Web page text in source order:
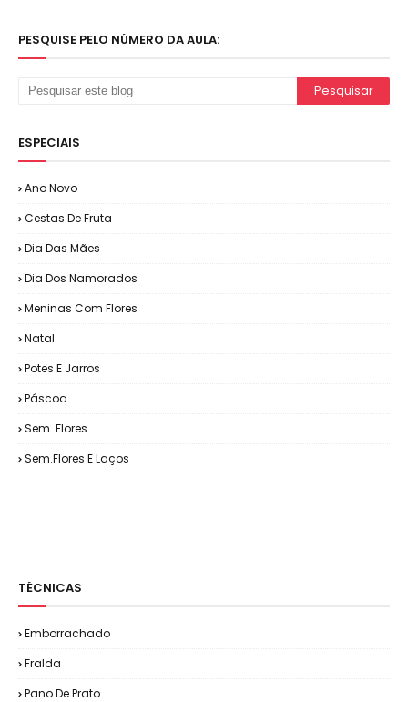
PESQUISE PELO NÚMERO DA AULA:
ESPECIAIS
Ano Novo
Cestas De Fruta
Dia Das Mães
Dia Dos Namorados
Meninas Com Flores
Natal
Potes E Jarros
Páscoa
Sem. Flores
Sem.Flores E Laços
TÉCNICAS
Emborrachado
Fralda
Pano De Prato